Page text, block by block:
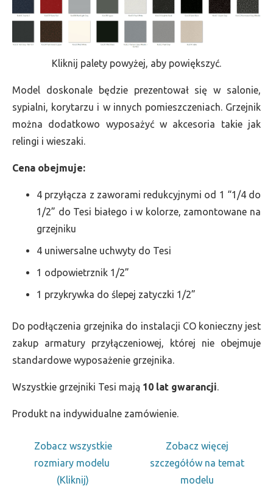
Kliknij palety powyżej, aby powiększyć.
Model doskonale będzie prezentował się w salonie,
sypialni, korytarzu i w innych pomieszczeniach. Grzejnik
można dodatkowo wyposażyć w akcesoria takie jak
relingi i wieszaki.
Cena obejmuje:
4 przyłącza z zaworami redukcyjnymi od 1 “1/4 do
1/2” do Tesi białego i w kolorze, zamontowane na
grzejniku
4 uniwersalne uchwyty do Tesi
1 odpowietrznik 1/2”
1 przykrywka do ślepej zatyczki 1/2”
Do podłączenia grzejnika do instalacji CO konieczny jest
zakup armatury przyłączeniowej, której nie obejmuje
standardowe wyposażenie grzejnika.
Wszystkie grzejniki Tesi mają 10 lat gwarancji.
Produkt na indywidualne zamówienie.
Zobacz wszystkie
rozmiary modelu
(Kliknij)
Zobacz więcej
szczegółów na temat
modelu